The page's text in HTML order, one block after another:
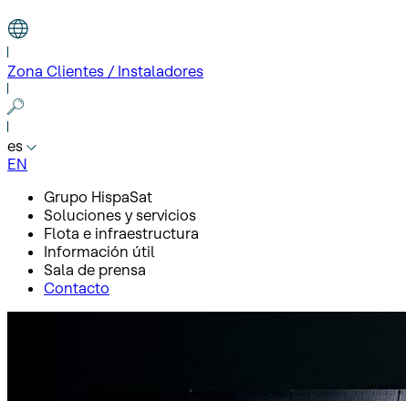
Zona Clientes / Instaladores
es
EN
Grupo HispaSat
Soluciones y servicios
Flota e infraestructura
Información útil
Sala de prensa
Contacto